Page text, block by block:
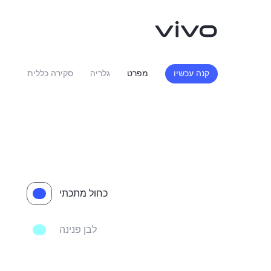
Y76 5G
סקירה כללית גלריה מפרט קנה עכשיו
כחול מתכתי
לבן פנינה